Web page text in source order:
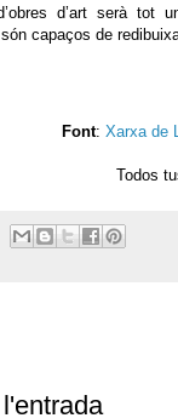
d’art serà tot
capaços de
Font: Xarxa de
Todos